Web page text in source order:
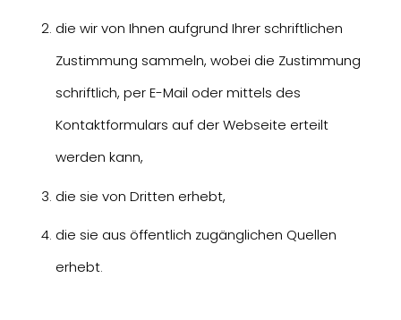
die wir von Ihnen aufgrund Ihrer schriftlichen
Zustimmung sammeln, wobei die Zustimmung
schriftlich, per E-Mail oder mittels des
Kontaktformulars auf der Webseite erteilt
werden kann,
die sie von Dritten erhebt,
die sie aus öffentlich zugänglichen Quellen
erhebt.